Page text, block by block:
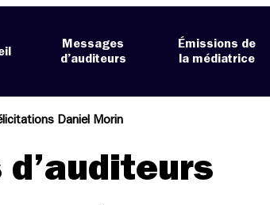
Messages
d’auditeurs
Émissions de
la médiatrice
Daniel Morin